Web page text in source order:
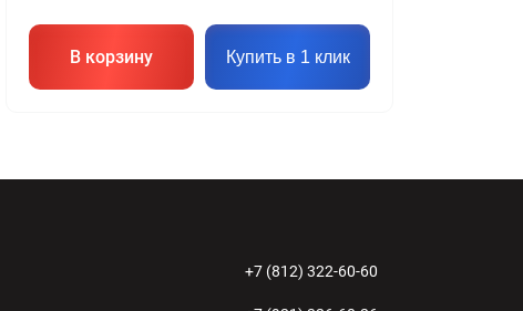
В корзину Купить в 1 клик
+7 (812) 322-60-60